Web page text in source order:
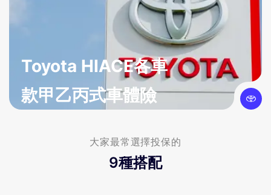
Toyota HIACE各車
款甲乙丙式車體險
大家最常選擇投保的
9種搭配